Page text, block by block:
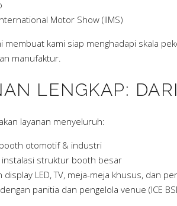
Motor Show (IIMS)
membuat kami siap menghadapi skala
manufaktur.
LENGKAP:
layanan menyeluruh:
otomotif & industri
instalasi struktur booth besar
display LED, TV, meja-meja khusus, dan
panitia dan pengelola venue (ICE